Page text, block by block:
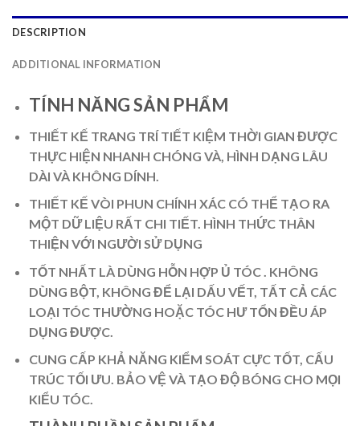
DESCRIPTION
ADDITIONAL INFORMATION
TÍNH NĂNG SẢN PHẨM
THIẾT KẾ TRANG TRÍ TIẾT KIỆM THỜI GIAN ĐƯỢC
THỰC HIỆN NHANH CHÓNG VÀ, HÌNH DẠNG LÂU
DÀI VÀ KHÔNG DÍNH.
THIẾT KẾ VÒI PHUN CHÍNH XÁC CÓ THỂ TẠO RA
MỘT DỮ LIỆU RẤT CHI TIẾT. HÌNH THỨC THÂN
THIỆN VỚI NGƯỜI SỬ DỤNG
TỐT NHẤT LÀ DÙNG HỖN HỢP Ủ TÓC . KHÔNG
DÙNG BỘT, KHÔNG ĐỂ LẠI DẤU VẾT, TẤT CẢ CÁC
LOẠI TÓC THƯỜNG HOẶC TÓC HƯ TỔN ĐỀU ÁP
DỤNG ĐƯỢC.
CUNG CẤP KHẢ NĂNG KIỂM SOÁT CỰC TỐT, CẤU
TRÚC TỐI ƯU. BẢO VỆ VÀ TẠO ĐỘ BÓNG CHO MỌI
KIỂU TÓC.